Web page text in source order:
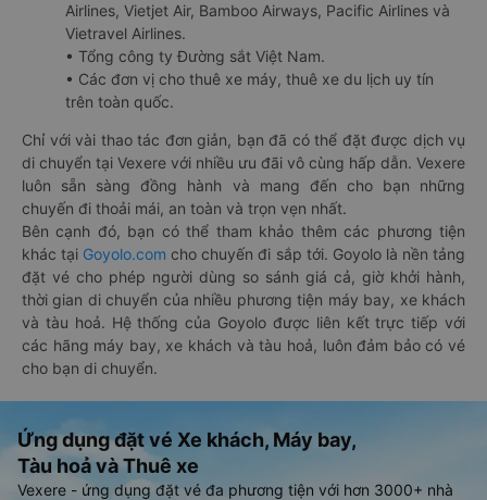
Airlines, Vietjet Air, Bamboo Airways, Pacific Airlines và
Vietravel Airlines.
• Tổng công ty Đường sắt Việt Nam.
• Các đơn vị cho thuê xe máy, thuê xe du lịch uy tín
trên toàn quốc.
Chỉ với vài thao tác đơn giản, bạn đã có thể đặt được dịch vụ
di chuyển tại Vexere với nhiều ưu đãi vô cùng hấp dẫn. Vexere
luôn sẵn sàng đồng hành và mang đến cho bạn những
chuyến đi thoải mái, an toàn và trọn vẹn nhất.
Bên cạnh đó, bạn có thể tham khảo thêm các phương tiện
khác tại Goyolo.com cho chuyến đi sắp tới. Goyolo là nền tảng
đặt vé cho phép người dùng so sánh giá cả, giờ khởi hành,
thời gian di chuyển của nhiều phương tiện máy bay, xe khách
và tàu hoả. Hệ thống của Goyolo được liên kết trực tiếp với
các hãng máy bay, xe khách và tàu hoả, luôn đảm bảo có vé
cho bạn di chuyển.
Ứng dụng đặt vé Xe khách, Máy bay,
Tàu hoả và Thuê xe
Vexere - ứng dụng đặt vé đa phương tiện với hơn 3000+ nhà